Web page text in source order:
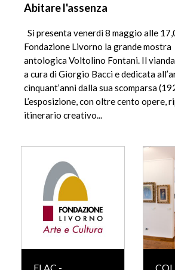
Abitare l'assenza
Si presenta venerdì 8 maggio alle
Fondazione Livorno la grande mostra
antologica Voltolino Fontani. Il
a cura di Giorgio Bacci e dedicata
cinquant’anni dalla sua scomparsa
L’esposizione, con oltre cento opere,
itinerario creativo...
FLAC -